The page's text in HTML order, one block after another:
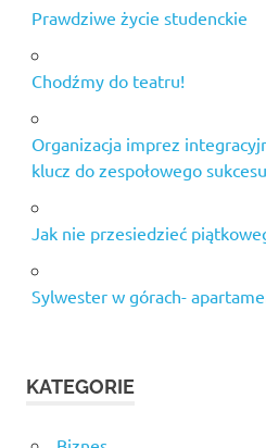
Prawdziwe życie studenckie
Chodźmy do teatru!
Organizacja imprez
klucz do zespołowego sukcesu
Jak nie przesiedzieć
Sylwester w górach-
KATEGORIE